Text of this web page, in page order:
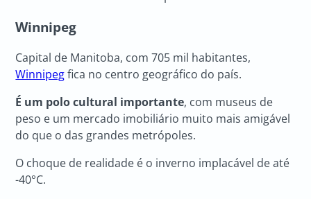
Winnipeg
Capital de Manitoba, com 705 mil habitantes,
Winnipegfica no centro geográfico do país.
É um polo cultural importante, com museus de
peso e um mercado imobiliário muito mais amigável
do que o das grandes metrópoles.
O choque de realidade é o inverno implacável de até
-40°C.